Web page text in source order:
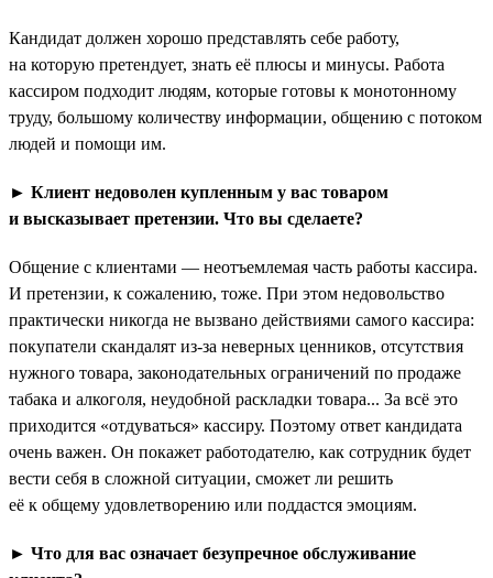
Кандидат должен хорошо представлять себе работу,
на которую претендует, знать её плюсы и минусы. Работа
кассиром подходит людям, которые готовы к монотонному
труду, большому количеству информации, общению с потоком
людей и помощи им.
► Клиент недоволен купленным у вас товаром
и высказывает претензии. Что вы сделаете?
Общение с клиентами — неотъемлемая часть работы кассира.
И претензии, к сожалению, тоже. При этом недовольство
практически никогда не вызвано действиями самого кассира:
покупатели скандалят из-за неверных ценников, отсутствия
нужного товара, законодательных ограничений по продаже
табака и алкоголя, неудобной раскладки товара... За всё это
приходится «отдуваться» кассиру. Поэтому ответ кандидата
очень важен. Он покажет работодателю, как сотрудник будет
вести себя в сложной ситуации, сможет ли решить
её к общему удовлетворению или поддастся эмоциям.
► Что для вас означает безупречное обслуживание